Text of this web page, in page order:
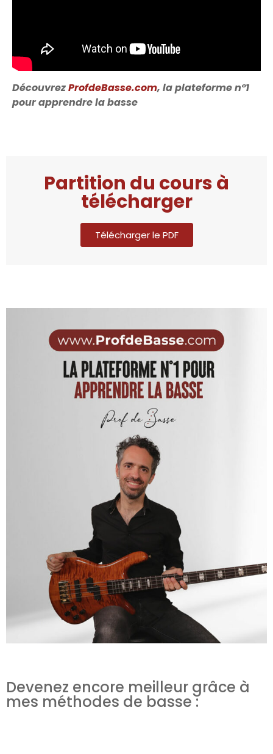
DécouvrezProfdeBasse.com, la plateforme n°1
pour apprendre la basse
Partition du cours à
télécharger
Télécharger le PDF
Devenez encore meilleur grâce à
mes méthodes de basse :